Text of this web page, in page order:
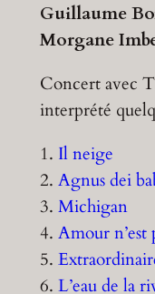
Guillaume
Morgane
Concert avec
interprété
1. Il neige
2. Agnus dei
3. Michigan
4. Amour n’est
5.
6. L’eau de la